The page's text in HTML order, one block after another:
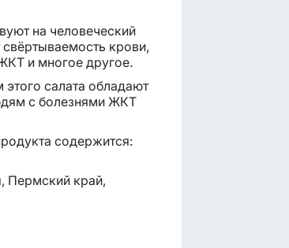
на человеческий
крови,
и многое другое.
салата обладают
с болезнями ЖКТ
содержится:
Пермский край,